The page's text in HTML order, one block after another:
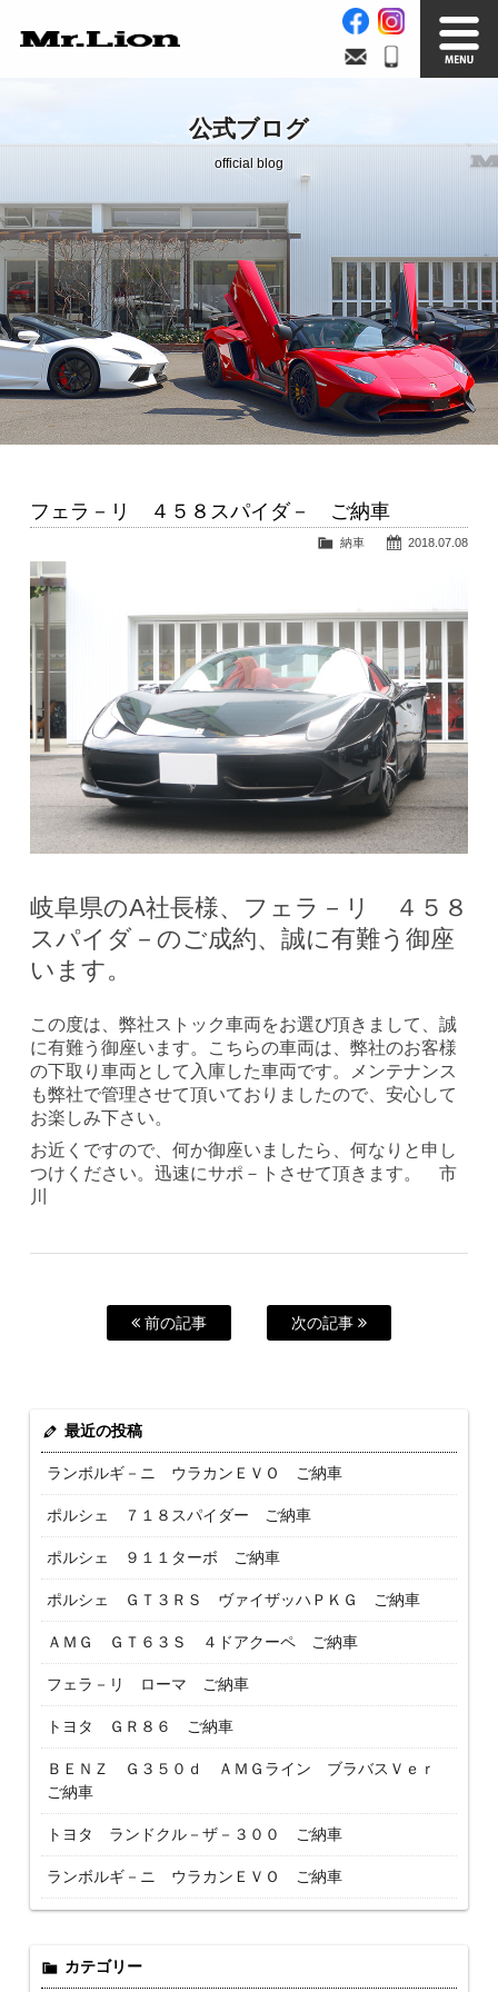
在庫車情報 買取無料査定
Factory
自社工場 サービス案内
Official Blog
公式ブログ
Company info.
会社案内
公式ブログ
official blog
フェラ－リ ４５８スパイダ－ ご納車
2018.07.08
納車
岐阜県のA社長様、フェラ－リ ４５８
スパイダ－のご成約、誠に有難う御座
います。
この度は、弊社ストック車両をお選び頂きまして、誠
に有難う御座います。こちらの車両は、弊社のお客様
の下取り車両として入庫した車両です。メンテナンス
も弊社で管理させて頂いておりましたので、安心して
お楽しみ下さい。
お近くですので、何か御座いましたら、何なりと申し
つけください。迅速にサポ－トさせて頂きます。 市
川
前の記事 次の記事
最近の投稿
ランボルギ－ニ ウラカンＥＶＯ ご納車
ポルシェ ７１８スパイダー ご納車
ポルシェ ９１１ターボ ご納車
ポルシェ ＧＴ３ＲＳ ヴァイザッハＰＫＧ ご納車
ＡＭＧ ＧＴ６３Ｓ ４ドアクーペ ご納車
フェラ－リ ローマ ご納車
トヨタ ＧＲ８６ ご納車
ＢＥＮＺ Ｇ３５０ｄ ＡＭＧライン ブラバスＶｅｒ
ご納車
トヨタ ランドクル－ザ－３００ ご納車
ランボルギ－ニ ウラカンＥＶＯ ご納車
カテゴリー